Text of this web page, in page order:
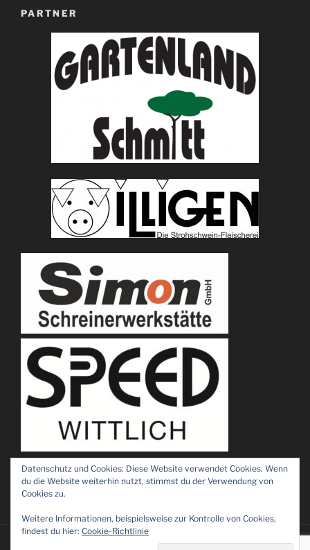
PARTNER
Datenschutz und Cookies: Diese Website verwendet Cookies. Wenn
du die Website weiterhin nutzt, stimmst du der Verwendung von
Cookies zu.
Weitere Informationen, beispielsweise zur Kontrolle von Cookies,
findest du hier: Cookie-Richtlinie